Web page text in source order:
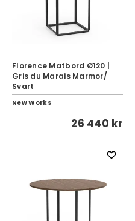
Florence Matbord Ø120 |
Gris du Marais Marmor/
Svart
New Works
26 440 kr